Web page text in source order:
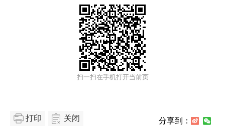
扫一扫在手机打开当前页
打印 关闭 分享到：